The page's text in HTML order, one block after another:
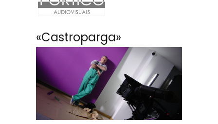
«Castroparga»